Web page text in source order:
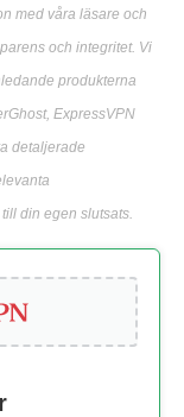
med våra läsare och
och integritet. Vi
produkterna
ExpressVPN
detaljerade
din egen slutsats.